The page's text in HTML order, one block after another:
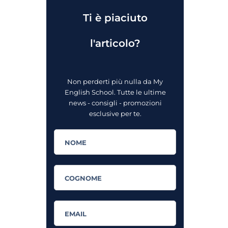
Ti è piaciuto
l'articolo?
Non perderti più nulla da My
English School. Tutte le ultime
news - consigli - promozioni
esclusive per te.